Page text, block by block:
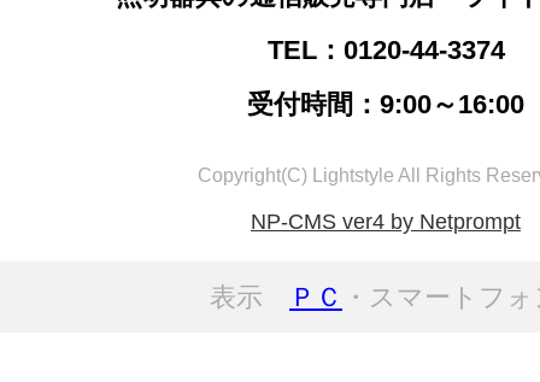
TEL：0120-44-3374
受付時間：9:00～16:00
Copyright(C) Lightstyle All Rights
NP-CMS ver4 by Netprompt
表示 ＰＣ ・スマートフ